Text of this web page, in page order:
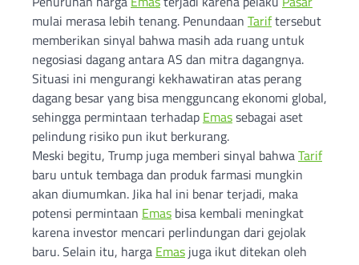
mulai merasa lebih tenang. Penundaan Tariftersebut
memberikan sinyal bahwa masih ada ruang untuk
negosiasi dagang antara AS dan mitra dagangnya.
Situasi ini mengurangi kekhawatiran atas perang
dagang besar yang bisa mengguncang ekonomi global,
sehingga permintaan terhadap Emassebagai aset
pelindung risiko pun ikut berkurang.
Meski begitu, Trump juga memberi sinyal bahwaTarif
baru untuk tembaga dan produk farmasi mungkin
akan diumumkan. Jika hal ini benar terjadi, maka
potensi permintaan Emas bisa kembali meningkat
karena investor mencari perlindungan dari gejolak
baru. Selain itu, harga Emas juga ikut ditekan oleh